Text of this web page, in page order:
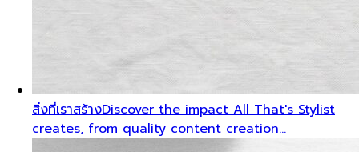
สิ่งที่เราสร้างDiscover the impact All That's Stylist
creates, from quality content creation…